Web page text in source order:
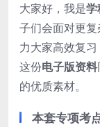
大家好，我是学
子们会面对更
力大家高效复
这份电子版资料
的优质素材。
本套专项考